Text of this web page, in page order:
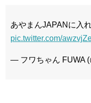
あやまんJAPANに入
pic.twitter.com/
— フワちゃん FUWA